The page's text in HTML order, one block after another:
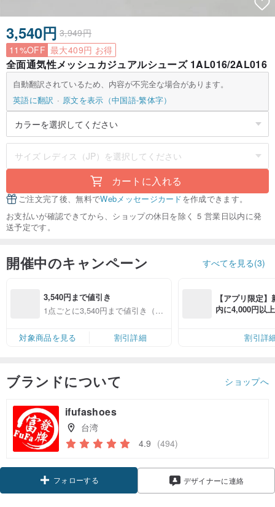
3,540円 3,949円
11%OFF 最大409円 お得
全面通気性メッシュカジュアルシューズ 1AL016/2AL016
自動翻訳されているため、内容が不完全な場合があります。
英語に翻訳
原文を表示（中国語-繁体字）
カートに入れる
ご注文完了後、無料でWebメッセージカードを作成できます。
お支払いが確認できてから、ショップの休日を除く 5 営業日以内に発
送予定です。
開催中のキャンペーン すべてを見る(3)
3,540円まで値引き
1点ごとに3,540円まで値引き（対
対象商品を見る
割引詳細
【アプリ限定
内に4,000円以
割引詳
ブランドについて ショップへ
ifufashoes
台湾
4.9 (494)
フォローする デザイナーに連絡